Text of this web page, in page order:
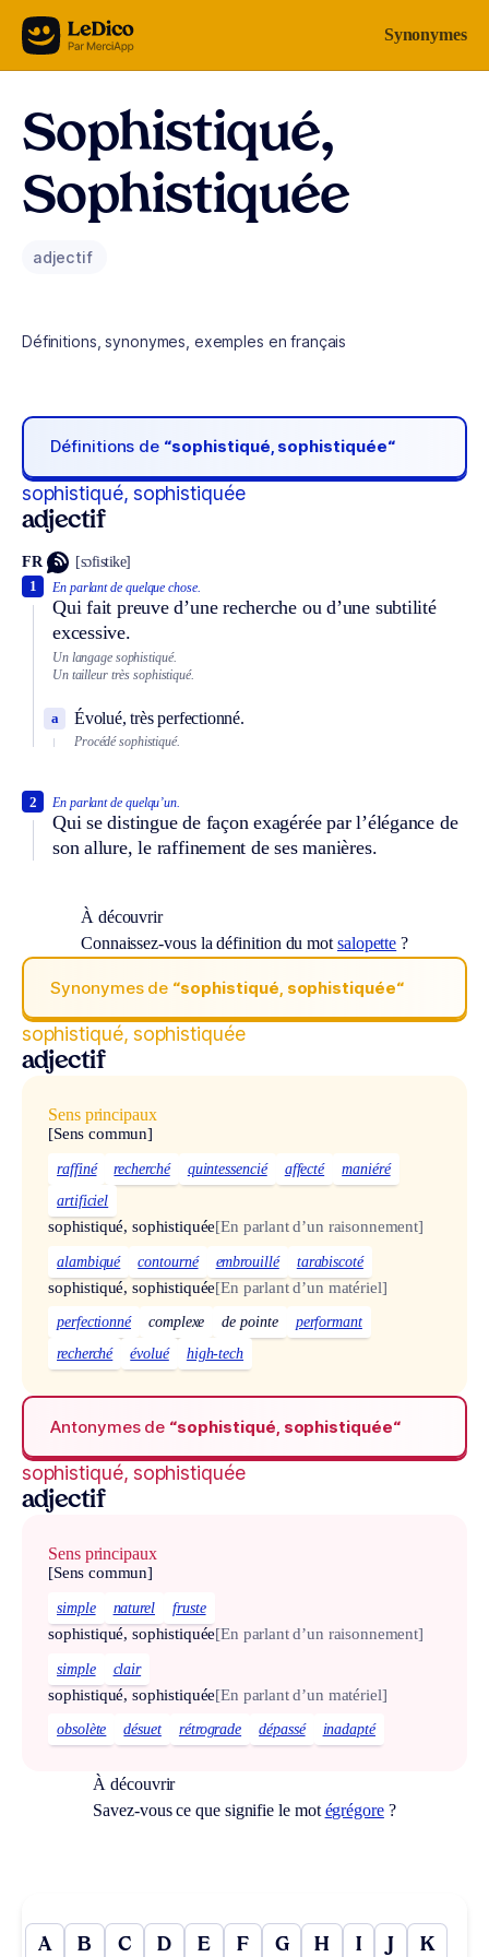
Aller au contenu Synonymes
Sophistiqué,
Sophistiquée
adjectif
Définitions, synonymes, exemples en français
Définitions de “sophistiqué, sophistiquée“
sophistiqué, sophistiquée
adjectif
FR [sɔfistike]
En parlant de quelque chose.
Qui fait preuve d’une recherche ou d’une subtilité
excessive.
1
Un langage sophistiqué.
Un tailleur très sophistiqué.
Évolué, très perfectionné.
a
Procédé sophistiqué.
En parlant de quelqu’un.
Qui se distingue de façon exagérée par l’élégance de
son allure, le raffinement de ses manières.
2
À découvrir
Connaissez-vous la définition du mot salopette ?
Synonymes de “sophistiqué, sophistiquée“
sophistiqué, sophistiquée
adjectif
Sens principaux
[Sens commun]
raffiné recherché quintessencié affecté
maniéré
artificiel
sophistiqué, sophistiquée[En parlant d’un raisonnement]
alambiqué contourné embrouillé tarabiscoté
sophistiqué, sophistiquée[En parlant d’un matériel]
perfectionné complexe de pointe
performant
recherché
évolué high-tech
Antonymes de “sophistiqué, sophistiquée“
sophistiqué, sophistiquée
adjectif
Sens principaux
[Sens commun]
simple naturel fruste
sophistiqué, sophistiquée[En parlant d’un raisonnement]
simple clair
sophistiqué, sophistiquée[En parlant d’un matériel]
obsolète désuet rétrograde dépassé inadapté
À découvrir
Savez-vous ce que signifie le mot égrégore?
A B C D E F G H I J K